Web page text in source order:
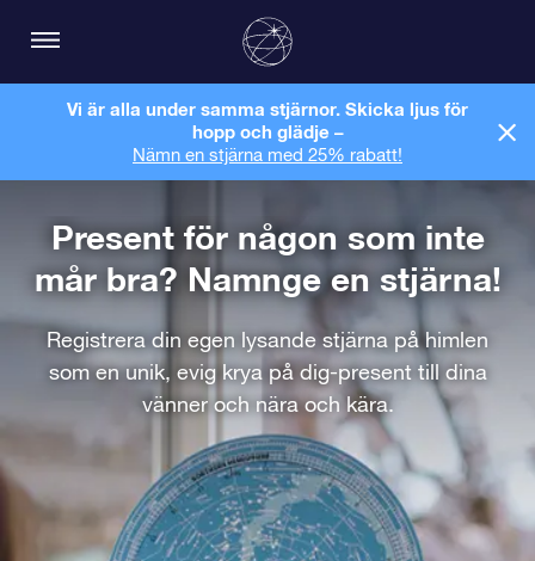
Vi är alla under samma stjärnor. Skicka ljus för
hopp och glädje –
Nämn en stjärna med 25% rabatt!
Present för någon som inte
mår bra? Namnge en stjärna!
Registrera din egen lysande stjärna på himlen
som en unik, evig krya på dig-present till dina
vänner och nära och kära.